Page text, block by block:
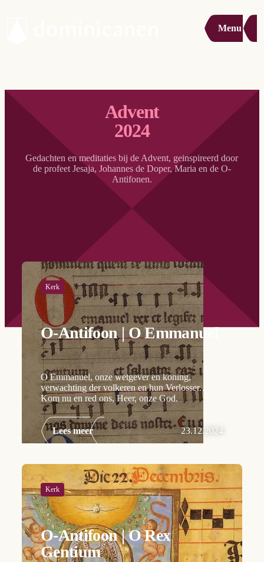
Menu
Advent
2024
Gedachten en meditaties bij de Advent, geinspireerd door
de profeet Jesaja, Johannes de Doper, Maria en de O-
Antifonen.
Kerk
O-Antifoon | O Emmanuel
O Emmanuel, onze wetgever en koning,
verwachting der volkeren en hun Verlosser.
Kom nu en red ons, Heer, onze God.
Lees meer 23.12.2024
Kerk
O-Antifoon | O Rex
Gentium